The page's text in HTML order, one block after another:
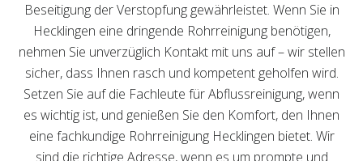
Beseitigung der Verstopfung gewährleistet. Wenn Sie in
Hecklingen eine dringende Rohrreinigung benötigen,
nehmen Sie unverzüglich Kontakt mit uns auf – wir stellen
sicher, dass Ihnen rasch und kompetent geholfen wird.
Setzen Sie auf die Fachleute für Abflussreinigung, wenn
es wichtig ist, und genießen Sie den Komfort, den Ihnen
eine fachkundige Rohrreinigung Hecklingen bietet. Wir
sind die richtige Adresse, wenn es um prompte und